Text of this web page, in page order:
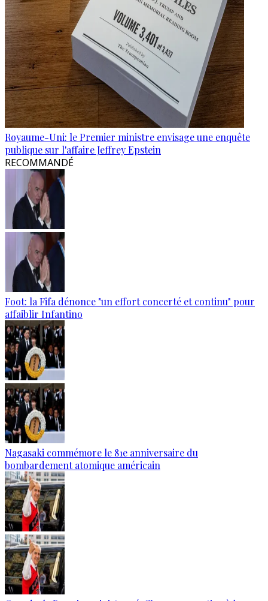
Royaume-Uni: le Premier ministre envisage une enquête
publique sur l'affaire Jeffrey Epstein
RECOMMANDÉ
Foot: la Fifa dénonce "un effort concerté et continu" pour
affaiblir Infantino
Nagasaki commémore le 81e anniversaire du
bombardement atomique américain